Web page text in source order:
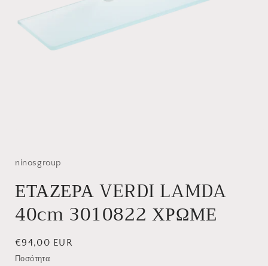
στο
βοηθητικό
ninosgroup
ΕΤΑΖΕΡΑ VERDI LAMDA
40cm 3010822 ΧΡΩΜΕ
Κανονική
τιμή
€94,00 EUR
Ποσότητα